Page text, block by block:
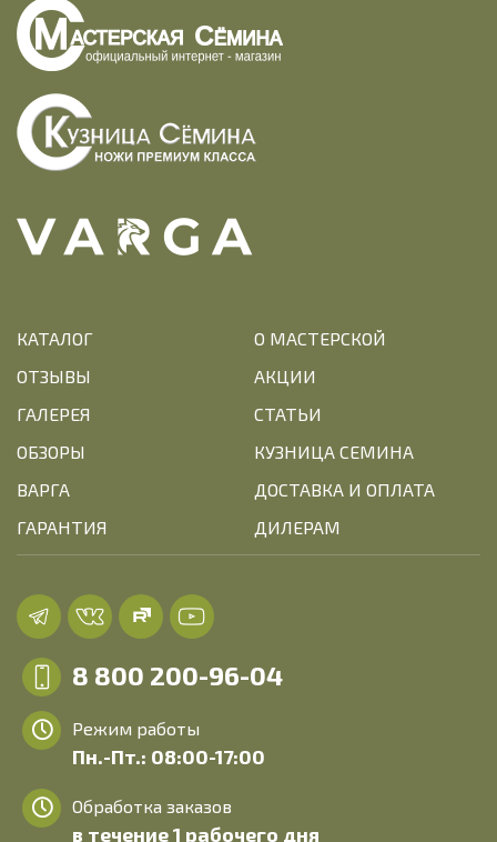
КАТАЛОГ
О МАСТЕРСКОЙ
ОТЗЫВЫ
АКЦИИ
ГАЛЕРЕЯ
СТАТЬИ
ОБЗОРЫ
КУЗНИЦА СЕМИНА
ВАРГА
ДОСТАВКА И ОПЛАТА
ГАРАНТИЯ
ДИЛЕРАМ
8 800 200-96-04
Режим работы
Пн.-Пт.: 08:00-17:00
Обработка заказов
в течение 1 рабочего дня